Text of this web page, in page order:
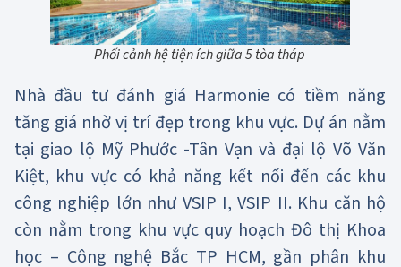
Phối cảnh hệ tiện ích giữa 5 tòa tháp
Nhà đầu tư đánh giá Harmonie có tiềm năng
tăng giá nhờ vị trí đẹp trong khu vực. Dự án nằm
tại giao lộ Mỹ Phước -Tân Vạn và đại lộ Võ Văn
Kiệt, khu vực có khả năng kết nối đến các khu
công nghiệp lớn như VSIP I, VSIP II. Khu căn hộ
còn nằm trong khu vực quy hoạch Đô thị Khoa
học – Công nghệ Bắc TP HCM, gần phân khu